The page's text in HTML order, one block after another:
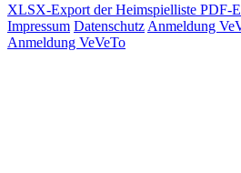
XLSX-Export der Heimspielliste PDF-
Impressum Datenschutz Anmeldung
Anmeldung VeVeTo